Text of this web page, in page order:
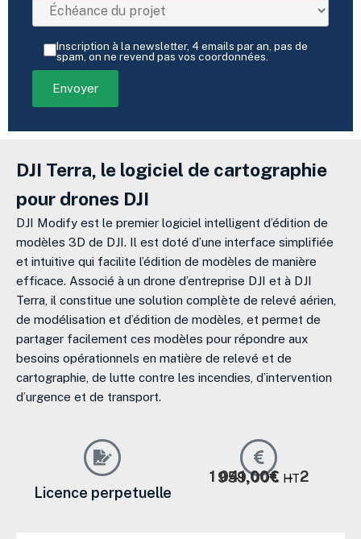
Inscription à la newsletter, 4 emails par an, pas de
spam, on ne revend pas vos coordonnées.
DJI Terra, le logiciel de cartographie
pour drones DJI
DJI Modify est le premier logiciel intelligent d’édition de
modèles 3D de DJI. Il est doté d’une interface simplifiée
et intuitive qui facilite l’édition de modèles de manière
efficace. Associé à un drone d’entreprise DJI et à DJI
Terra, il constitue une solution complète de relevé aérien,
de modélisation et d’édition de modèles, et permet de
partager facilement ces modèles pour répondre aux
besoins opérationnels en matière de relevé et de
cartographie, de lutte contre les incendies, d’intervention
d’urgence et de transport.
Licence perpetuelle
1 041,00€ –
2 959,00€ HT